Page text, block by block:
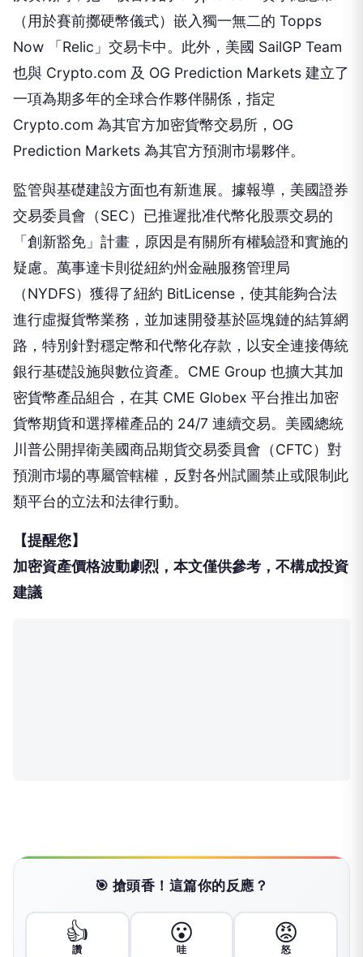
（用於賽前擲硬幣儀式）嵌入獨一無二的 Topps
Now 「Relic」交易卡中。此外，美國 SailGP Team
也與 Crypto.com 及 OG Prediction Markets 建立了
一項為期多年的全球合作夥伴關係，指定
Crypto.com 為其官方加密貨幣交易所，OG
Prediction Markets 為其官方預測市場夥伴。
監管與基礎建設方面也有新進展。據報導，美國證券
交易委員會（SEC）已推遲批准代幣化股票交易的
「創新豁免」計畫，原因是有關所有權驗證和實施的
疑慮。萬事達卡則從紐約州金融服務管理局
（NYDFS）獲得了紐約 BitLicense，使其能夠合法
進行虛擬貨幣業務，並加速開發基於區塊鏈的結算網
路，特別針對穩定幣和代幣化存款，以安全連接傳統
銀行基礎設施與數位資產。CME Group 也擴大其加
密貨幣產品組合，在其 CME Globex 平台推出加密
貨幣期貨和選擇權產品的 24/7 連續交易。美國總統
川普公開捍衛美國商品期貨交易委員會（CFTC）對
預測市場的專屬管轄權，反對各州試圖禁止或限制此
類平台的立法和法律行動。
【提醒您】
加密資產價格波動劇烈，本文僅供參考，不構成投資
建議
🎯 搶頭香！這篇你的反應？
👍
讚
😮
哇
😡
怒